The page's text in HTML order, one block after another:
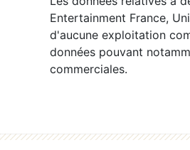
Entertainment France,
d'aucune exploitation
données pouvant
commerciales.